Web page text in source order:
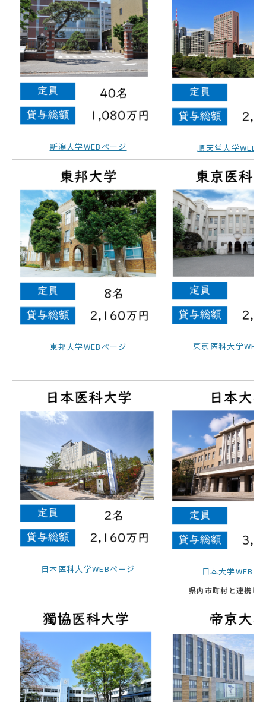
新潟大学WEBページ 順天堂大学WEB
東邦大学WEBページ 東京医科大学WEB
日本医科大学WEBページ 日本大学WEBペ
県内市町村と連携し